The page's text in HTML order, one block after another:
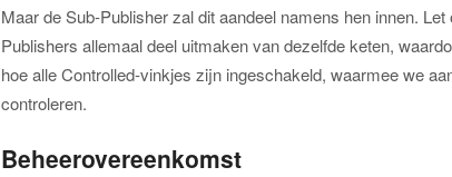
Maar de Sub-Publisher zal dit aandeel namens hen innen.
Publishers allemaal deel uitmaken van dezelfde keten,
hoe alle Controlled-vinkjes zijn ingeschakeld, waarmee we
controleren.
Beheerovereenkomst